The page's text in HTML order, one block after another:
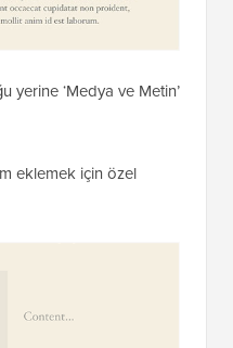
yerine ‘Medya ve Metin’
eklemek için özel